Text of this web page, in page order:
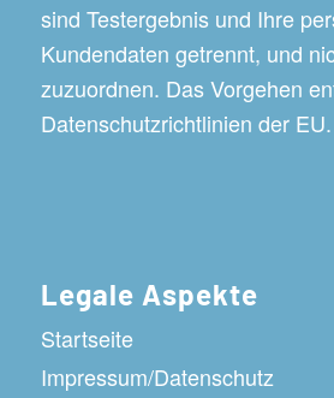
sind Testergebnis und Ihre
Kundendaten getrennt, und
zuzuordnen. Das Vorgehen
Datenschutzrichtlinien der EU.
Legale Aspekte
Startseite
Impressum/Datenschutz